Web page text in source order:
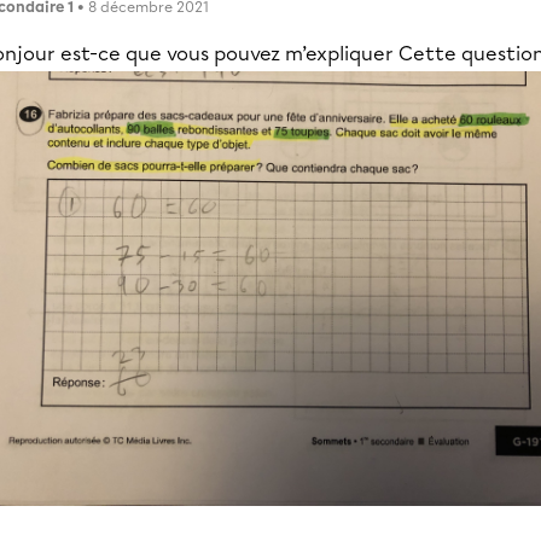
1 • 8 décembre 2021
est-ce que vous pouvez m’expliquer Cette